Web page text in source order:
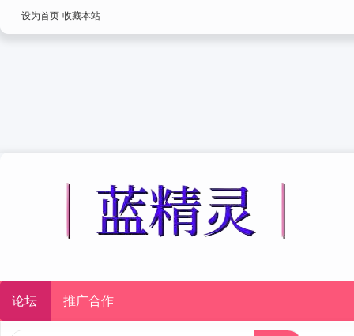
设为首页 收藏本站
论坛 推广合作